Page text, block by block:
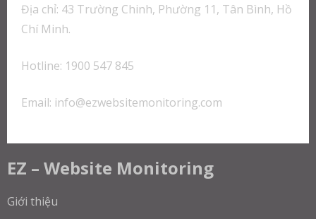
Địa chỉ: 43 Trường Chinh, Phường 11, Tân Bình, Hồ
Chí Minh.
Hotline: 1900 547 845
Email: info@ezwebsitemonitoring.com
EZ – Website Monitoring
Giới thiệu